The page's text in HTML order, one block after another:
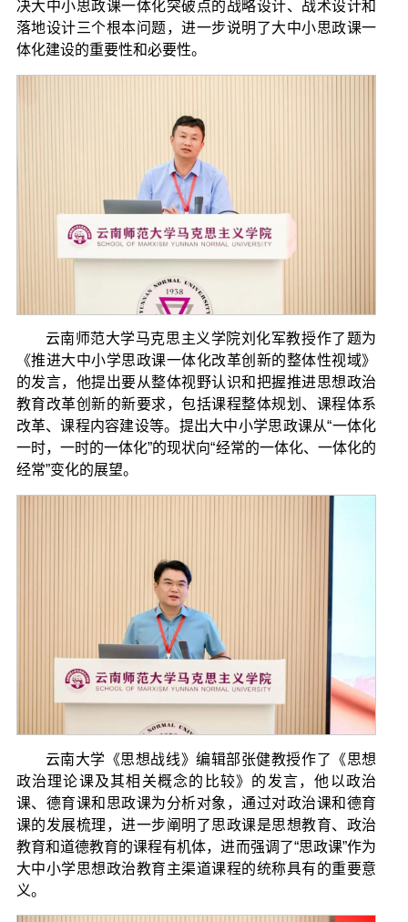
决大中小思政课一体化突破点的战略设计、战术设计和
落地设计三个根本问题，进一步说明了大中小思政课一
体化建设的重要性和必要性。
云南师范大学马克思主义学院刘化军教授作了题为
《推进大中小学思政课一体化改革创新的整体性视域》
的发言，他提出要从整体视野认识和把握推进思想政治
教育改革创新的新要求，包括课程整体规划、课程体系
改革、课程内容建设等。提出大中小学思政课从“一体化
一时，一时的一体化”的现状向“经常的一体化、一体化的
经常”变化的展望。
云南大学《思想战线》编辑部张健教授作了《思想
政治理论课及其相关概念的比较》的发言，他以政治
课、德育课和思政课为分析对象，通过对政治课和德育
课的发展梳理，进一步阐明了思政课是思想教育、政治
教育和道德教育的课程有机体，进而强调了“思政课”作为
大中小学思想政治教育主渠道课程的统称具有的重要意
义。